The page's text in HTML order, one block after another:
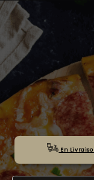
ACCUEIL
LA CARTE
VOTRE COMPTE
NOTRE
VOS AVIS
MENTIONS
En